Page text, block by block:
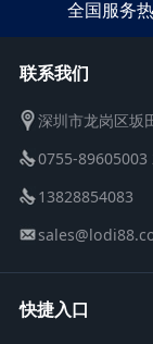
全国服务
联系我们
深圳市龙岗区坂
0755-
13828854083
快捷入口